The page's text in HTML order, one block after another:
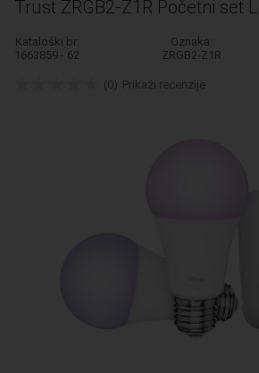
broj,
EAN
ili
Trust ZRGB2-Z1R Početni set
Kataloški br:
1663859 - 62
Oznaka:
ZRGB2-Z1R
(0) Prikaži recenzije